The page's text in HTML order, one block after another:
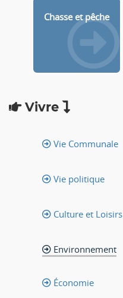
Chasse et pêche
Vivre
Vie Communale
Vie politique
Culture et Loisirs
Environnement
Économie